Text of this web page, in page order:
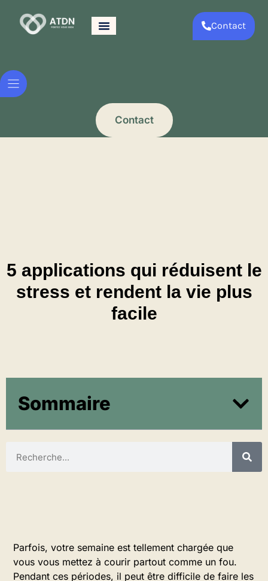
Contact
Contact
5 applications qui réduisent le
stress et rendent la vie plus
facile
Sommaire
Parfois, votre semaine est tellement chargée que
vous vous mettez à courir partout comme un fou.
Pendant ces périodes, il peut être difficile de faire les